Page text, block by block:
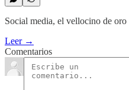
Social media, el vellocino de oro
Leer →
Comentarios